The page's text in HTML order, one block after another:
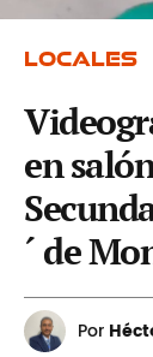
LOCALES
en
´ de
Por